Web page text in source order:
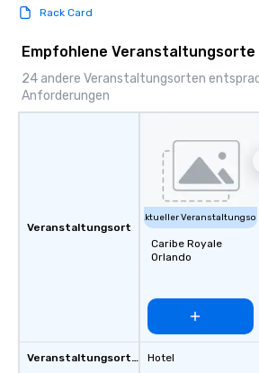
Rack Card
Empfohlene Veranstaltungsorte
24 andere Veranstaltungsorten
Anforderungen
Veranstaltungsort
Veranstaltungsortstyp
Aktueller Veranstaltungsort
Caribe Royale
Orlando
Hotel